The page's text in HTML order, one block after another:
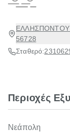
ΕΛΛΗΣΠΟΝΤΟΥ
56728
Σταθερό:
Περιοχές
Νεάπολη